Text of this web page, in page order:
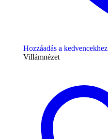
Hozzáadás a kedvencekhez
Villámnézet